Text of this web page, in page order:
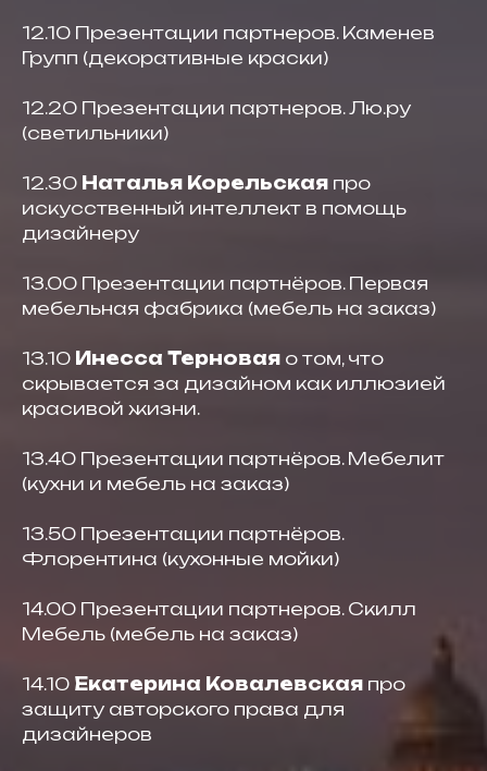
12.10 Презентации партнеров. Каменев
Групп (декоративные краски)
12.20 Презентации партнеров. Лю.ру
(светильники)
12.30 Наталья Корельская про
искусственный интеллект в помощь
дизайнеру
13.00 Презентации партнёров. Первая
мебельная фабрика (мебель на заказ)
13.10 Инесса Терновая о том, что
скрывается за дизайном как иллюзией
красивой жизни.
13.40 Презентации партнёров. Мебелит
(кухни и мебель на заказ)
13.50 Презентации партнёров.
Флорентина (кухонные мойки)
14.00 Презентации партнеров. Скилл
Мебель (мебель на заказ)
14.10 Екатерина Ковалевская про
защиту авторского права для
дизайнеров